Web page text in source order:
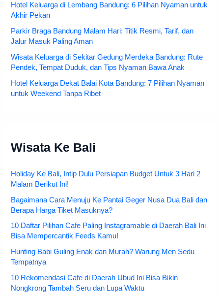
Hotel Keluarga di Lembang Bandung: 6 Pilihan Nyaman untuk
Akhir Pekan
Parkir Braga Bandung Malam Hari: Titik Resmi, Tarif, dan
Jalur Masuk Paling Aman
Wisata Keluarga di Sekitar Gedung Merdeka Bandung: Rute
Pendek, Tempat Duduk, dan Tips Nyaman Bawa Anak
Hotel Keluarga Dekat Balai Kota Bandung: 7 Pilihan Nyaman
untuk Weekend Tanpa Ribet
Wisata Ke Bali
Holiday Ke Bali, Intip Dulu Persiapan Budget Untuk 3 Hari 2
Malam Berikut Ini!
Bagaimana Cara Menuju Ke Pantai Geger Nusa Dua Bali dan
Berapa Harga Tiket Masuknya?
10 Daftar Pilihan Cafe Paling Instagramable di Daerah Bali Ini
Bisa Mempercantik Feeds Kamu!
Hunting Babi Guling Enak dan Murah? Warung Men Sedu
Tempatnya
10 Rekomendasi Cafe di Daerah Ubud Ini Bisa Bikin
Nongkrong Tambah Seru dan Lupa Waktu